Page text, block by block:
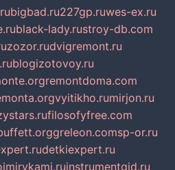
bigbad.ru227gp.ruwes-ex.ru
black-lady.rustroy-db.com
zozor.rudvigremont.ru
blogizotovoy.ru
remontdoma.com
vyitikho.rumirjon.ru
filosofyfree.com
greleon.comsp-or.ru
detkiexpert.ru
instrumentgid.ru